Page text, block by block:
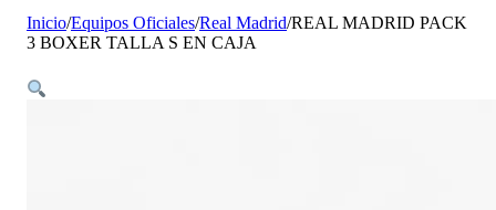
Inicio/Equipos Oficiales/Real Madrid/REAL MADRID PACK
3 BOXER TALLA S EN CAJA